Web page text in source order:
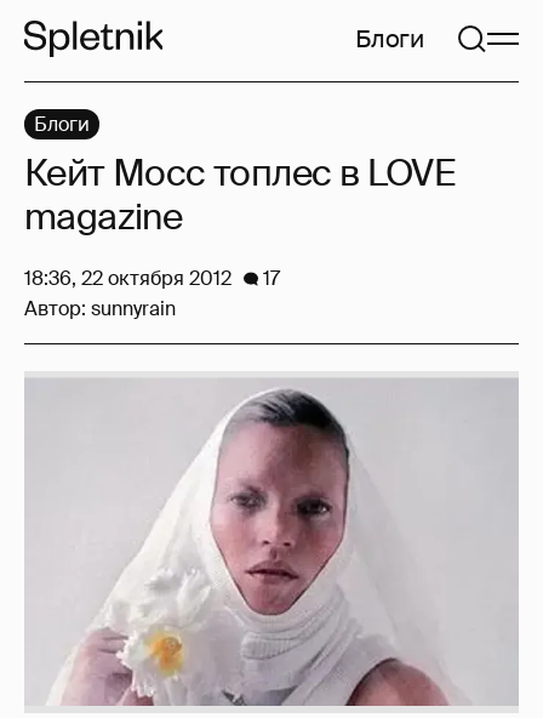
Блоги
Блоги
Кейт Мосс топлес в LOVE
magazine
18:36, 22 октября 2012
17
Автор: sunnyrain